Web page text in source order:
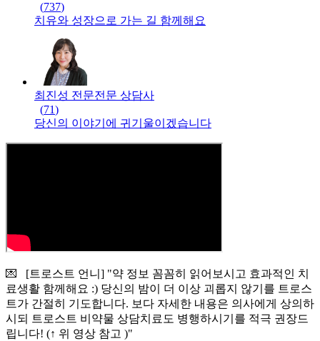
(737)
치유와 성장으로 가는 길 함께해요
최진성 전문전문 상담사
(71)
당신의 이야기에 귀기울이겠습니다
💌 [트로스트 언니] "약 정보 꼼꼼히 읽어보시고 효과적인 치
료생활 함께해요 :) 당신의 밤이 더 이상 괴롭지 않기를 트로스
트가 간절히 기도합니다. 보다 자세한 내용은 의사에게 상의하
시되 트로스트 비약물 상담치료도 병행하시기를 적극 권장드
립니다! (↑ 위 영상 참고 )"